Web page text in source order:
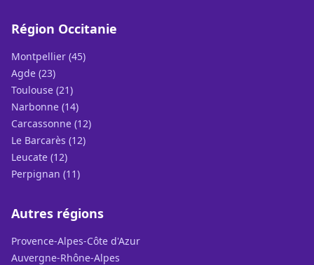
Région Occitanie
Montpellier (45)
Agde (23)
Toulouse (21)
Narbonne (14)
Carcassonne (12)
Le Barcarès (12)
Leucate (12)
Perpignan (11)
Autres régions
Provence-Alpes-Côte d'Azur
Auvergne-Rhône-Alpes